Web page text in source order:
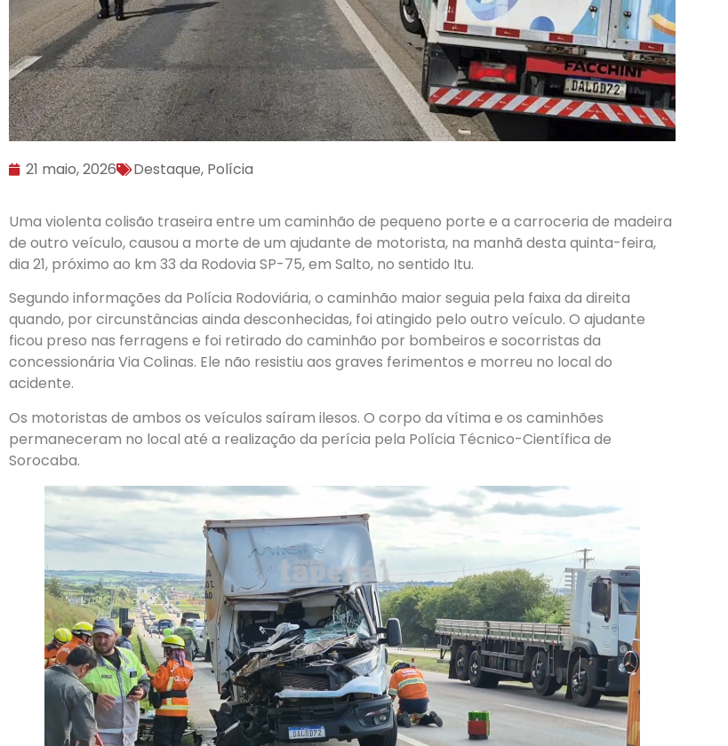
21 maio, 2026 Destaque, Polícia
Uma violenta colisão traseira entre um caminhão de pequeno porte e a carroceria de madeira
de outro veículo, causou a morte de um ajudante de motorista, na manhã desta quinta-feira,
dia 21, próximo ao km 33 da Rodovia SP-75, em Salto, no sentido Itu.
Segundo informações da Polícia Rodoviária, o caminhão maior seguia pela faixa da direita
quando, por circunstâncias ainda desconhecidas, foi atingido pelo outro veículo. O ajudante
ficou preso nas ferragens e foi retirado do caminhão por bombeiros e socorristas da
concessionária Via Colinas. Ele não resistiu aos graves ferimentos e morreu no local do
acidente.
Os motoristas de ambos os veículos saíram ilesos. O corpo da vítima e os caminhões
permaneceram no local até a realização da perícia pela Polícia Técnico-Científica de
Sorocaba.